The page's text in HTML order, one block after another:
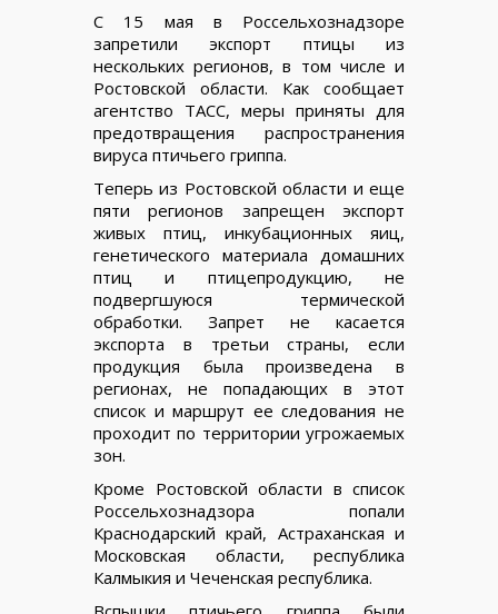
С 15 мая в Россельхознадзоре
запретили экспорт птицы из
нескольких регионов, в том числе и
Ростовской области. Как сообщает
агентство ТАСС, меры приняты для
предотвращения распространения
вируса птичьего гриппа.
Теперь из Ростовской области и еще
пяти регионов запрещен экспорт
живых птиц, инкубационных яиц,
генетического материала домашних
птиц и птицепродукцию, не
подвергшуюся термической
обработки. Запрет не касается
экспорта в третьи страны, если
продукция была произведена в
регионах, не попадающих в этот
список и маршрут ее следования не
проходит по территории угрожаемых
зон.
Кроме Ростовской области в список
Россельхознадзора попали
Краснодарский край, Астраханская и
Московская области, республика
Калмыкия и Чеченская республика.